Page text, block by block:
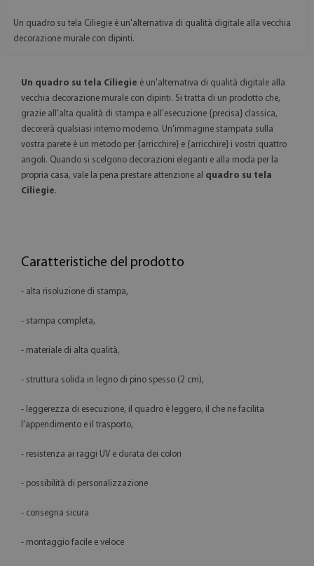
Un quadro su tela Ciliegie è un'alternativa di qualità digitale alla vecchia
decorazione murale con dipinti.
Un quadro su tela Ciliegie è un'alternativa di qualità digitale alla
vecchia decorazione murale con dipinti. Si tratta di un prodotto che,
grazie all'alta qualità di stampa e all'esecuzione {precisa} classica,
decorerà qualsiasi interno moderno. Un'immagine stampata sulla
vostra parete è un metodo per {arricchire} e {arricchire} i vostri quattro
angoli. Quando si scelgono decorazioni eleganti e alla moda per la
propria casa, vale la pena prestare attenzione al quadro su tela
Ciliegie.
Caratteristiche del prodotto
- alta risoluzione di stampa,
- stampa completa,
- materiale di alta qualità,
- struttura solida in legno di pino spesso (2 cm),
- leggerezza di esecuzione, il quadro è leggero, il che ne facilita
l'appendimento e il trasporto,
- resistenza ai raggi UV e durata dei colori
- possibilità di personalizzazione
- consegna sicura
- montaggio facile e veloce